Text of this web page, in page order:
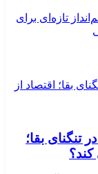
تازه‌ای برای
بقا؛
کند؟